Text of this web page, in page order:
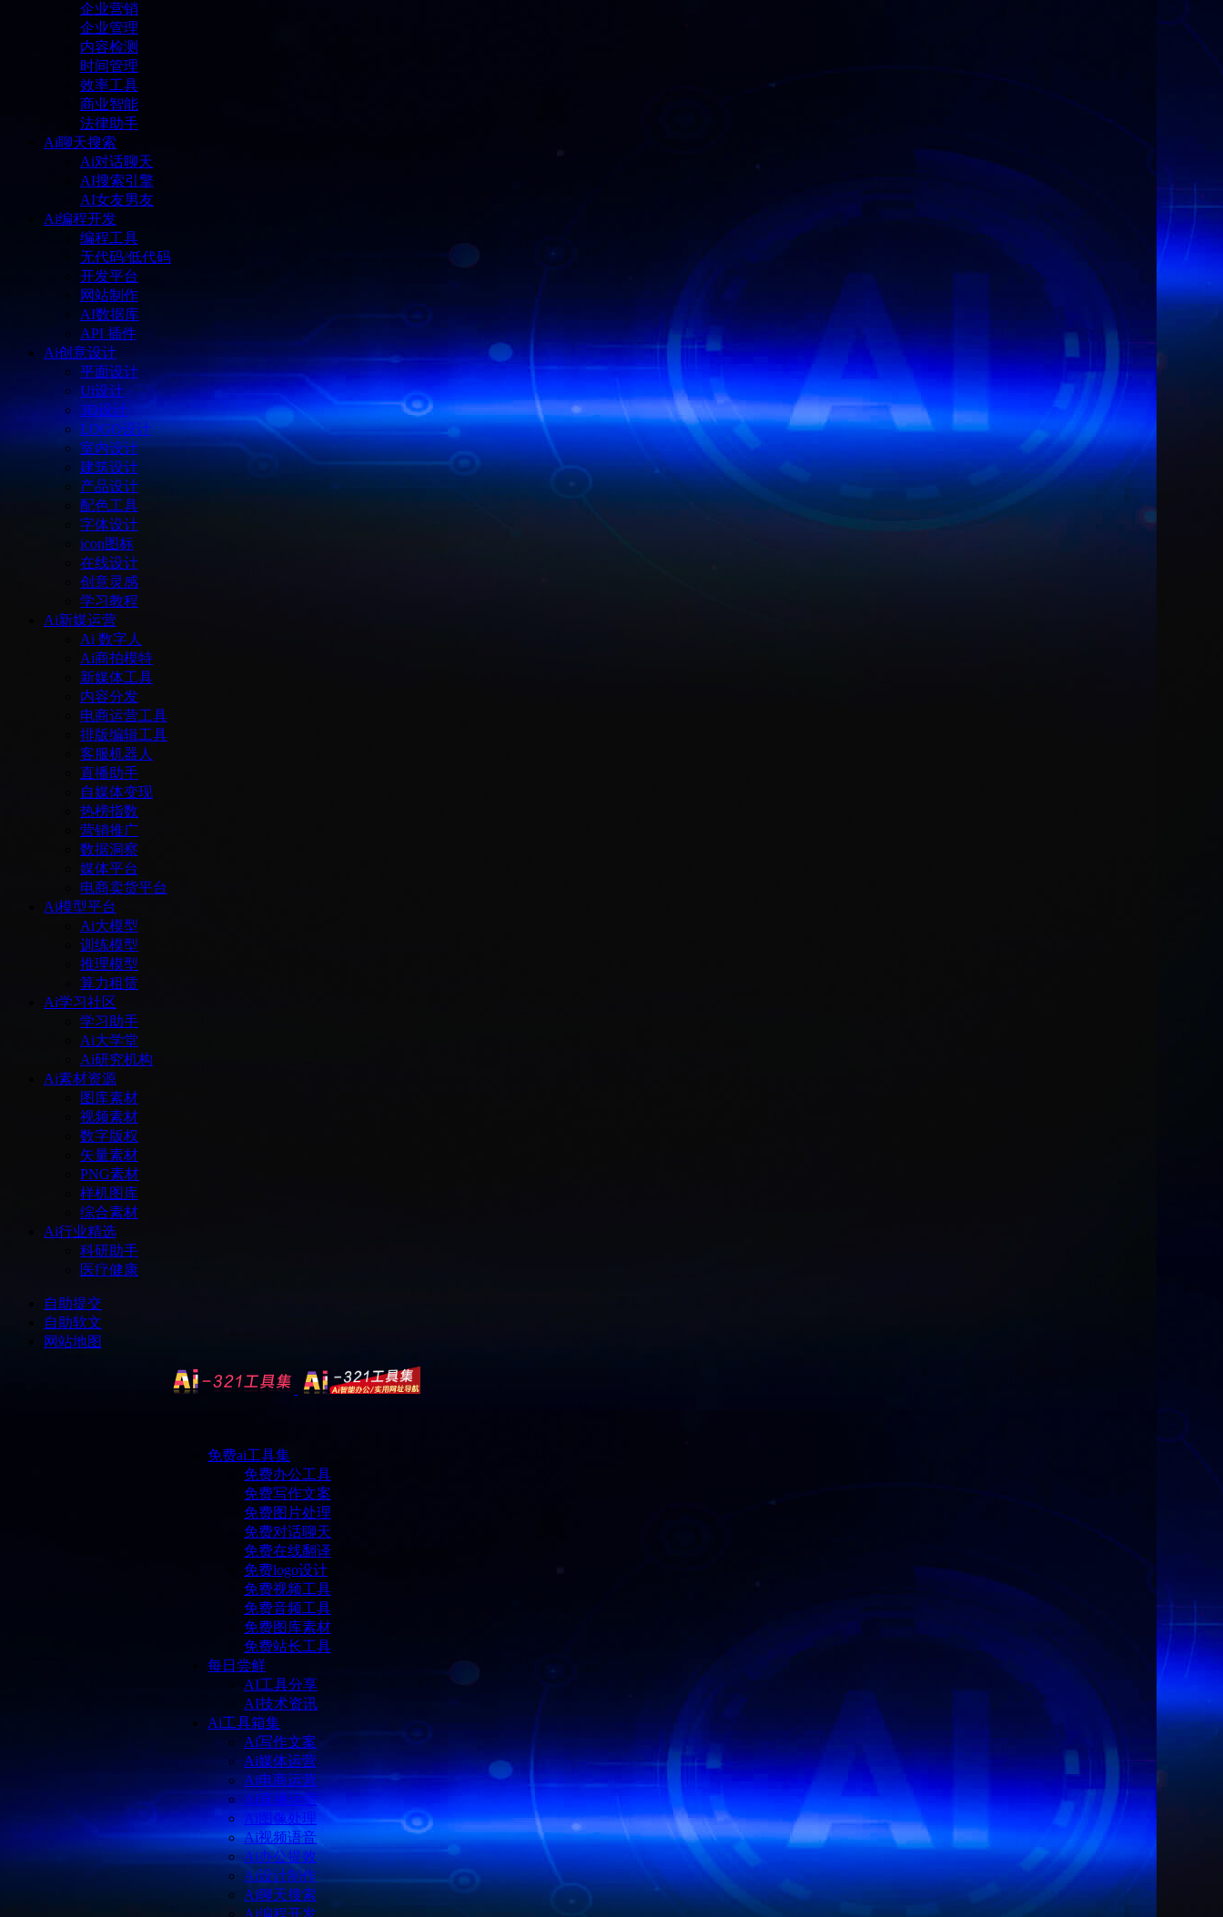
企业营销
企业管理
内容检测
时间管理
效率工具
商业智能
法律助手
Ai聊天搜索
Ai对话聊天
AI搜索引擎
AI女友男友
Ai编程开发
编程工具
无代码/低代码
开发平台
网站制作
AI数据库
API 插件
Ai创意设计
平面设计
Ui设计
3D设计
LOGO设计
室内设计
建筑设计
产品设计
配色工具
字体设计
icon图标
在线设计
创意灵感
学习教程
Ai新媒运营
Ai 数字人
Ai商拍模特
新媒体工具
内容分发
电商运营工具
排版编辑工具
客服机器人
直播助手
自媒体变现
热榜指数
营销推广
数据洞察
媒体平台
电商卖货平台
Ai模型平台
Ai大模型
训练模型
推理模型
算力租赁
Ai学习社区
学习助手
Ai大学堂
Ai研究机构
Ai素材资源
图库素材
视频素材
数字版权
矢量素材
PNG素材
样机图库
综合素材
Ai行业精选
科研助手
医疗健康
自助提交
自助软文
网站地图
免费ai工具集
免费办公工具
免费写作文案
免费图片处理
免费对话聊天
免费在线翻译
免费logo设计
免费视频工具
免费音频工具
免费图库素材
免费站长工具
每日尝鲜
AI工具分享
AI技术资讯
Ai工具箱集
Ai写作文案
Ai媒体运营
Ai电商运营
AI直播运营
Ai图像处理
Ai视频语音
Ai办公提效
Ai设计制作
Ai聊天搜索
Ai编程开发